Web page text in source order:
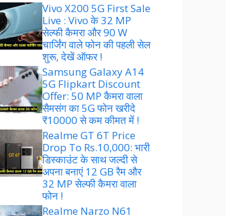
Vivo X200 5G First Sale
Live : Vivo के 32 MP
सेल्फी कैमरा और 90 W
चार्जिंग वाले फोन की पहली सेल
शुरू, देखें ऑफर !
Samsung Galaxy A14
5G Flipkart Discount
Offer: 50 MP कैमरा वाला
सैमसंग का 5G फोन खरीदे
₹10000 से कम कीमत में !
Realme GT 6T Price
Drop To Rs.10,000: भारी
डिस्काउंट के साथ जल्दी से
अपना बनाएं 12 GB रैम और
32 MP सेल्फी कैमरा वाला
फोन !
Realme Narzo N61